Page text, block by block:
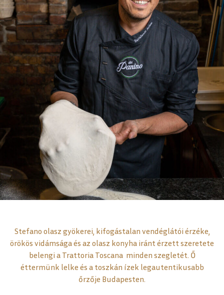
Stefano olasz gyökerei, kifogástalan vendéglátói érzéke,
örökös vidámsága és az olasz konyha iránt érzett szeretete
belengi a Trattoria Toscana minden szegletét. Ő
éttermünk lelke és a toszkán ízek legautentikusabb
őrzője Budapesten.